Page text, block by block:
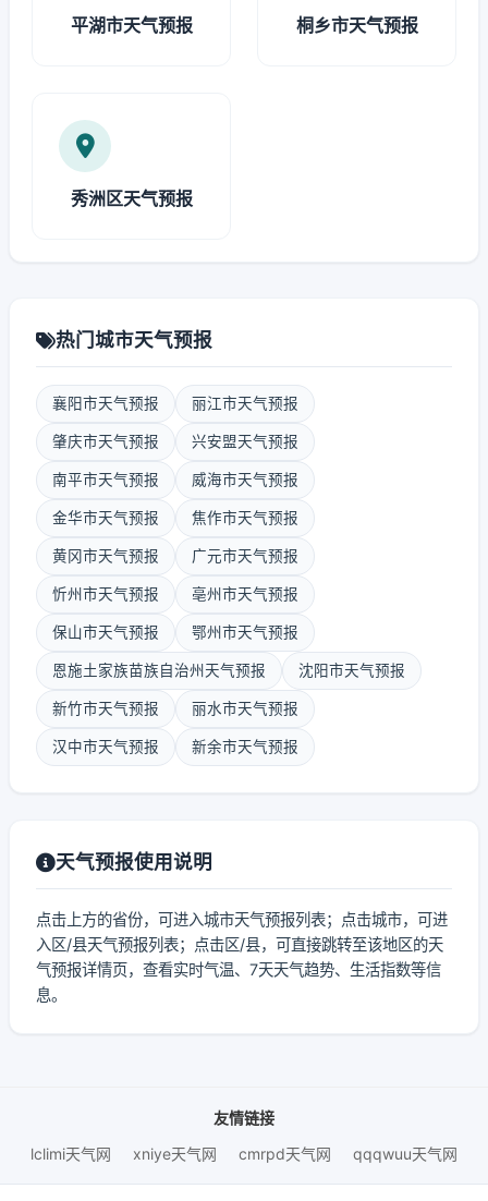
平湖市天气预报 桐乡市天气预报
秀洲区天气预报
热门城市天气预报
襄阳市天气预报 丽江市天气预报
肇庆市天气预报 兴安盟天气预报
南平市天气预报 威海市天气预报
金华市天气预报 焦作市天气预报
黄冈市天气预报 广元市天气预报
忻州市天气预报 亳州市天气预报
保山市天气预报 鄂州市天气预报
恩施土家族苗族自治州天气预报 沈阳市天气预报
新竹市天气预报 丽水市天气预报
汉中市天气预报 新余市天气预报
天气预报使用说明
点击上方的省份，可进入城市天气预报列表；点击城市，可进
入区/县天气预报列表；点击区/县，可直接跳转至该地区的天
气预报详情页，查看实时气温、7天天气趋势、生活指数等信
息。
友情链接
lclimi天气网
xniye天气网 cmrpd天气网 qqqwuu天气网